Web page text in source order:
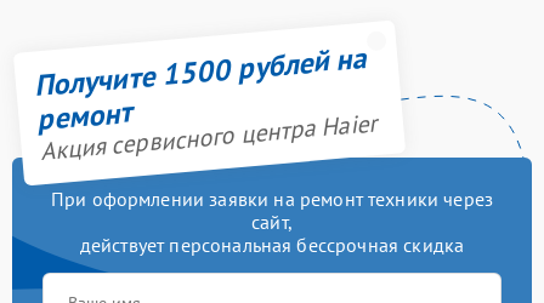
Получите 1500 рублей на
ремонт
Акция сервисного центра Haier
При оформлении заявки на ремонт техники через
сайт,
действует персональная бессрочная скидка